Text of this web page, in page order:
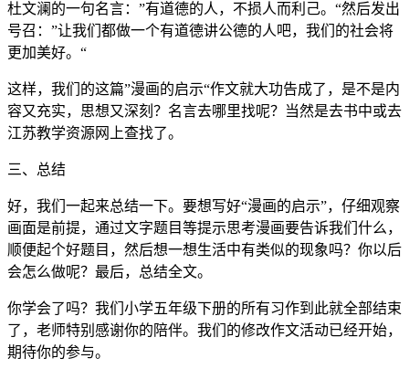
杜文澜的一句名言：”有道德的人，不损人而利己。“然后发出
号召：”让我们都做一个有道德讲公德的人吧，我们的社会将
更加美好。“
这样，我们的这篇”漫画的启示“作文就大功告成了，是不是内
容又充实，思想又深刻？名言去哪里找呢？当然是去书中或去
江苏教学资源网上查找了。
三、总结
好，我们一起来总结一下。要想写好“漫画的启示”，仔细观察
画面是前提，通过文字题目等提示思考漫画要告诉我们什么，
顺便起个好题目，然后想一想生活中有类似的现象吗？你以后
会怎么做呢？最后，总结全文。
你学会了吗？我们小学五年级下册的所有习作到此就全部结束
了，老师特别感谢你的陪伴。我们的修改作文活动已经开始，
期待你的参与。